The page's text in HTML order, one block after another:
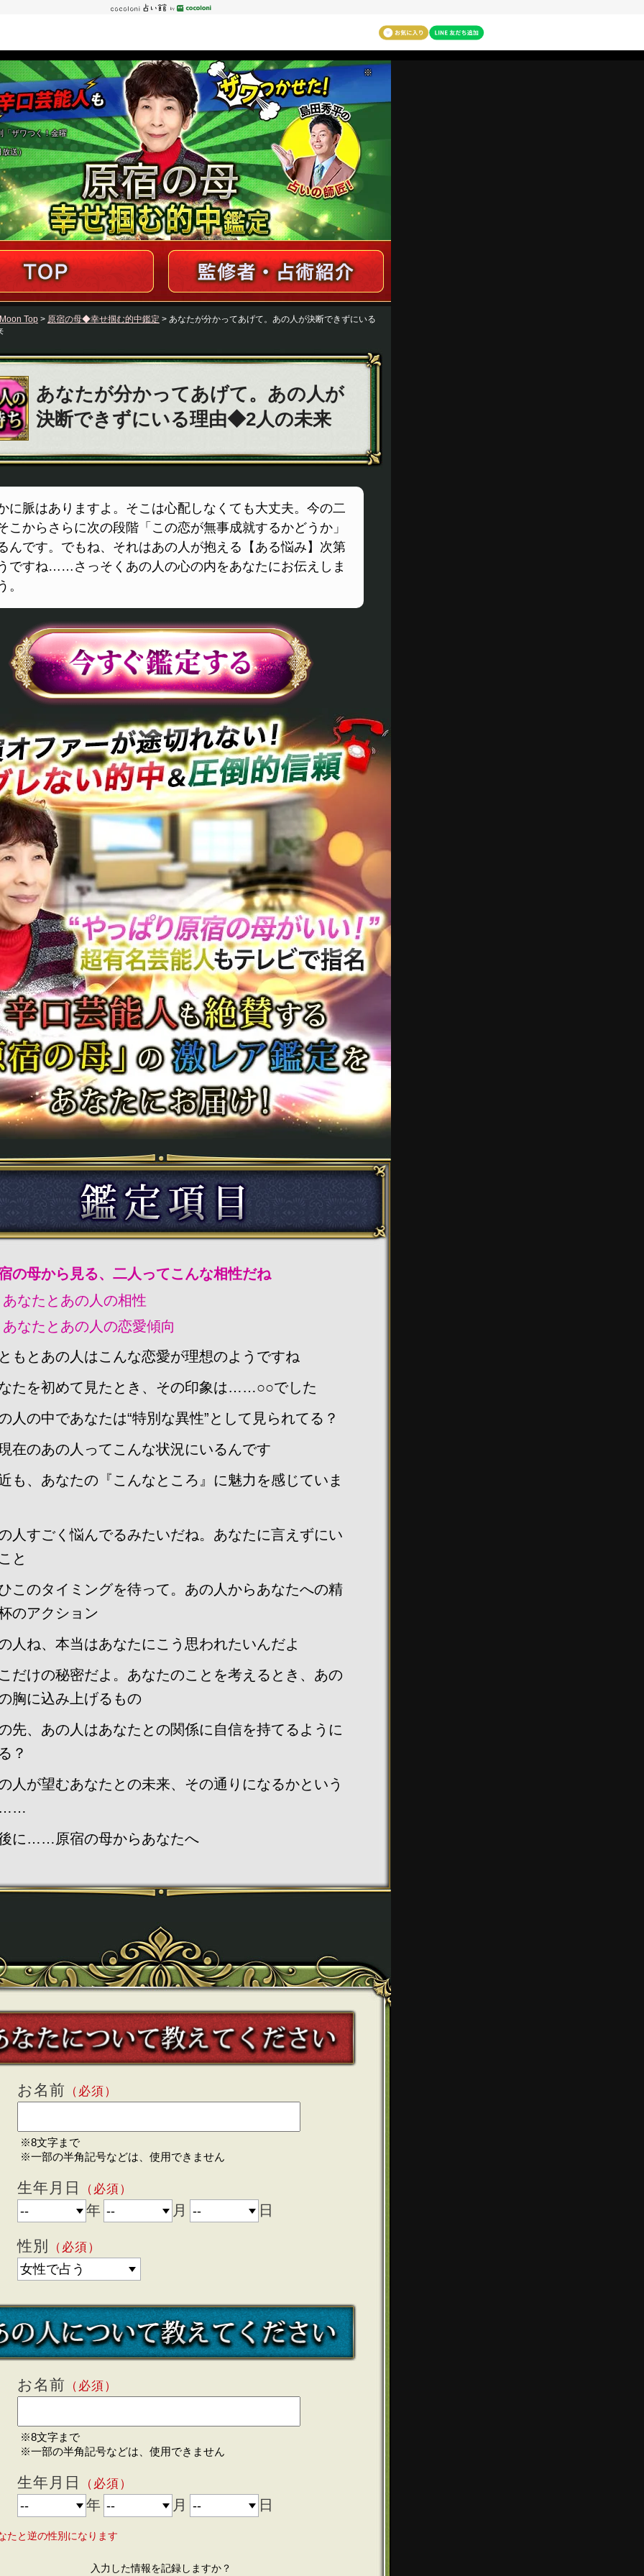
※
ザワつく！金曜
放送）
Top > 原宿の母◆幸せ掴む的中鑑定 > あなたが分かってあげて。あの人が決断できずにいる
あなたが分かってあげて。あの人が
決断できずにいる理由◆2人の未来
に脈はありますよ。そこは心配しなくても大丈夫。今の二
こからさらに次の段階「この恋が無事成就するかどうか」
んです。でもね、それはあの人が抱える【ある悩み】次第
ですね……さっそくあの人の心の内をあなたにお伝えしま
。
の母から見る、二人ってこんな相性だね
あなたとあの人の相性
あなたとあの人の恋愛傾向
もとあの人はこんな恋愛が理想のようですね
たを初めて見たとき、その印象は……○○でした
人の中であなたは“特別な異性”として見られてる？
在のあの人ってこんな状況にいるんです
も、あなたの『こんなところ』に魅力を感じていま
人すごく悩んでるみたいだね。あなたに言えずにい
と
このタイミングを待って。あの人からあなたへの精
のアクション
人ね、本当はあなたにこう思われたいんだよ
だけの秘密だよ。あなたのことを考えるとき、あの
胸に込み上げるもの
先、あの人はあなたとの関係に自信を持てるように
？
人が望むあなたとの未来、その通りになるかという
……
に……原宿の母からあなたへ
お名前 （必須）
※8文字まで
※一部の半角記号などは、使用できません
生年月日 （必須）
年 月 日
性別 （必須）
お名前 （必須）
※8文字まで
※一部の半角記号などは、使用できません
生年月日 （必須）
年 月 日
たと逆の性別になります
入力した情報を記録しますか？